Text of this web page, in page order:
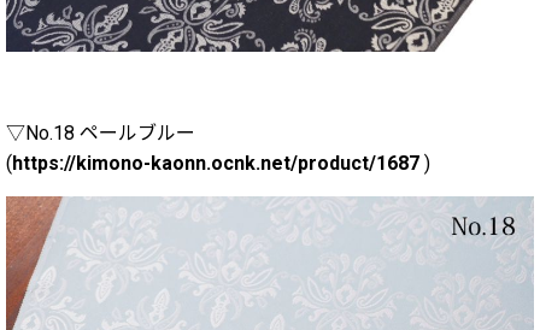
▽No.18 ペールブルー
(https://kimono-kaonn.ocnk.net/product/1687 )